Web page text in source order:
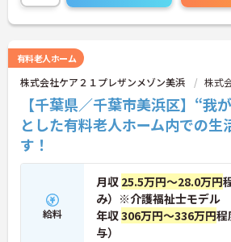
有料老人ホーム
株式会社ケア２１プレザンメゾン美浜 株式
【千葉県／千葉市美浜区】“我
とした有料老人ホーム内での生
す！
給料
月収 25.5万円～28.0万円
み）※介護福祉士モデル
年収306万円～336万円程
与）